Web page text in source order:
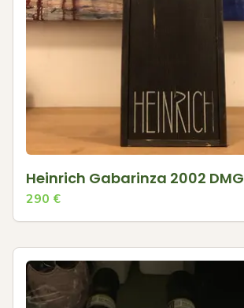
Heinrich Gabarinza 2002 DMG
290 €